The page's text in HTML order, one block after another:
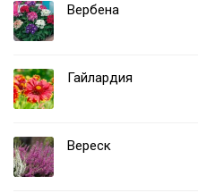
Вербена
Гайлардия
Вереск